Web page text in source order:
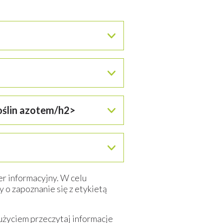
azotem/h2>
informacyjny. W celu
o zapoznanie się z etykietą
przeczytaj informacje